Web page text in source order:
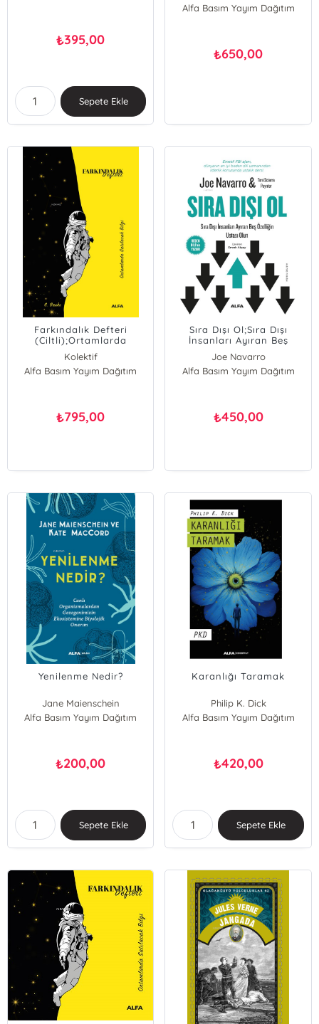
₺395,00
Sepete Ekle
Alfa Basım Yayım Dağıtım
₺650,00
Farkındalık Defteri
(Ciltli);Ortamlarda
Satılacak Bilgi
Kolektif
Alfa Basım Yayım Dağıtım
₺795,00
Sıra Dışı Ol;Sıra Dışı
İnsanları Ayıran Beş
Joe Navarro
Toni Sciarra Poynter
Alfa Basım Yayım Dağıtım
₺450,00
Yenilenme Nedir?
Jane Maienschein
Kate Maccord
Alfa Basım Yayım Dağıtım
₺200,00
Sepete Ekle
Karanlığı Taramak
Philip K. Dick
Alfa Basım Yayım Dağıtım
₺420,00
Sepete Ekle